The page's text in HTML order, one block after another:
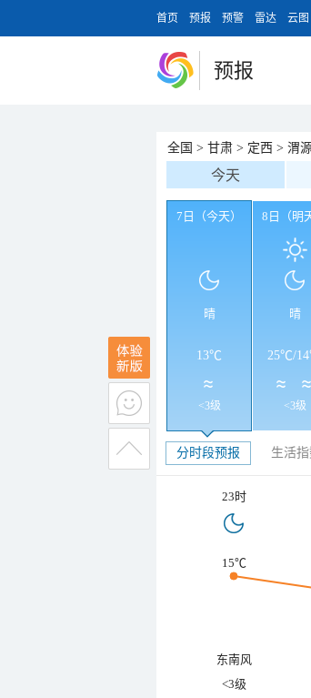
首页 预报 预警 雷达 云图
预报
全国 > 甘肃 > 定西 > 渭源
今天
7日（今天）
晴
13℃
<3级
8日（明
晴
25℃/
<3级
分时段预报 生活
23时
15℃
东南风
<3级